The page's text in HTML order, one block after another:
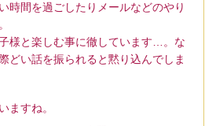
時間を過ごしたりメールなどのやり
様と楽しむ事に徹しています…。な
どい話を振られると黙り込んでしま
ますね。